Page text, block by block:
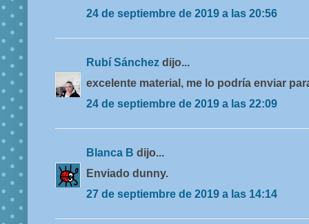
24 de septiembre de 2019 a las 20:56
Rubí Sánchez dijo...
excelente material, me lo podría enviar
24 de septiembre de 2019 a las 22:09
Blanca B dijo...
Enviado dunny.
27 de septiembre de 2019 a las 14:14